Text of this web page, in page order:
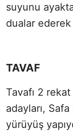
suyunu
dualar
TAVAF
Tavafı 2
adayları,
yürüyüş